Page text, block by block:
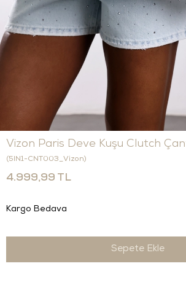
Vizon Paris Deve Kuşu Clutch
(5IN1-CNT003_Vizon)
4.999,99 TL
Kargo Bedava